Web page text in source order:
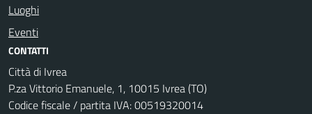
Luoghi
Eventi
CONTATTI
Città di Ivrea
P.za Vittorio Emanuele, 1, 10015 Ivrea (TO)
Codice fiscale / partita IVA: 00519320014